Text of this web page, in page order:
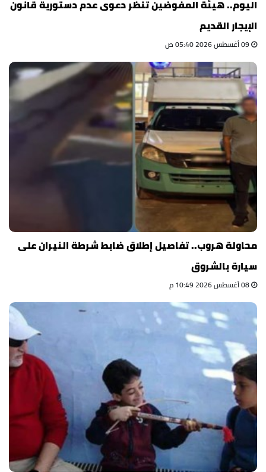
اليوم.. هيئة المفوضين تنظر دعوى عدم دستورية قانون
الإيجار القديم
محاولة هروب.. تفاصيل إطلاق ضابط شرطة النيران على
سيارة بالشروق